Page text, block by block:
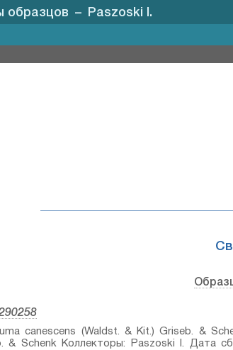
образцов – Paszoski I.
canescens (Waldst. & Kit.) Griseb. &
& Schenk⁣ Коллекторы: Paszoski I. Дата